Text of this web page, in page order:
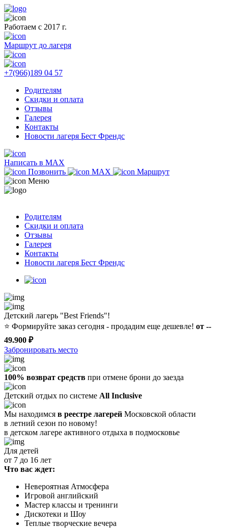
Работаем с 2017 г.
Маршрут до лагеря
+7(966)189 04 57
Родителям
Скидки и оплата
Отзывы
Галерея
Контакты
Новости лагеря Бест Френдс
Написать в MAX
Позвонить
MAX
Маршрут
Меню
Родителям
Скидки и оплата
Отзывы
Галерея
Контакты
Новости лагеря Бест Френдс
Детский лагерь "Best Friends"!
⭐️ Формируйте заказ сегодня - продадим еще дешевле! от --
49.900 ₽
Забронировать место
100% возврат средств при отмене брони до заезда
Детский отдых по системе All Inclusive
Мы находимся в реестре лагерей Московской области
в летний сезон по новому!
в детском лагере активного отдыха в подмосковье
Для детей
от 7 до 16 лет
Что вас ждет:
Невероятная Атмосфера
Игровой английский
Мастер классы и тренинги
Дискотеки и Шоу
Теплые творческие вечера